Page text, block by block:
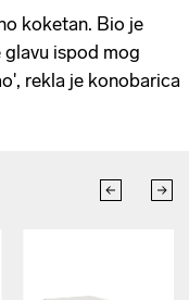
koketan. Bio je
glavu ispod mog
rekla je konobarica